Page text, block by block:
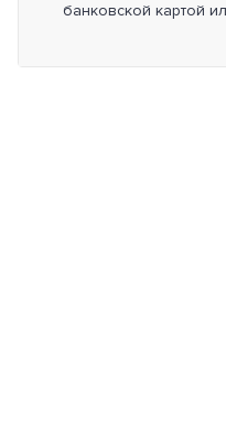
банковской картой